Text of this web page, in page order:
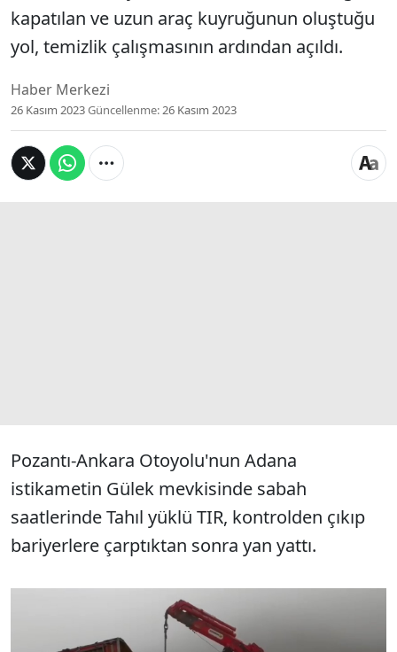
kapatılan ve uzun araç kuyruğunun oluştuğu
yol, temizlik çalışmasının ardından açıldı.
Haber Merkezi
26 Kasım 2023Güncellenme:26 Kasım 2023
Pozantı-Ankara Otoyolu'nun Adana
istikametin Gülek mevkisinde sabah
saatlerinde Tahıl yüklü TIR, kontrolden çıkıp
bariyerlere çarptıktan sonra yan yattı.